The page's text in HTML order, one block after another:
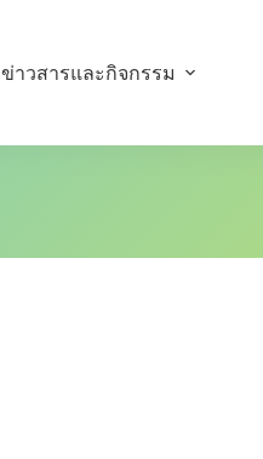
ข่าวสารและกิจกรรม